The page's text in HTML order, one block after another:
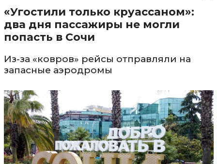
«Угостили только круассаном»:
два дня пассажиры не могли
попасть в Сочи
Из-за «ковров» рейсы отправляли на
запасные аэродромы